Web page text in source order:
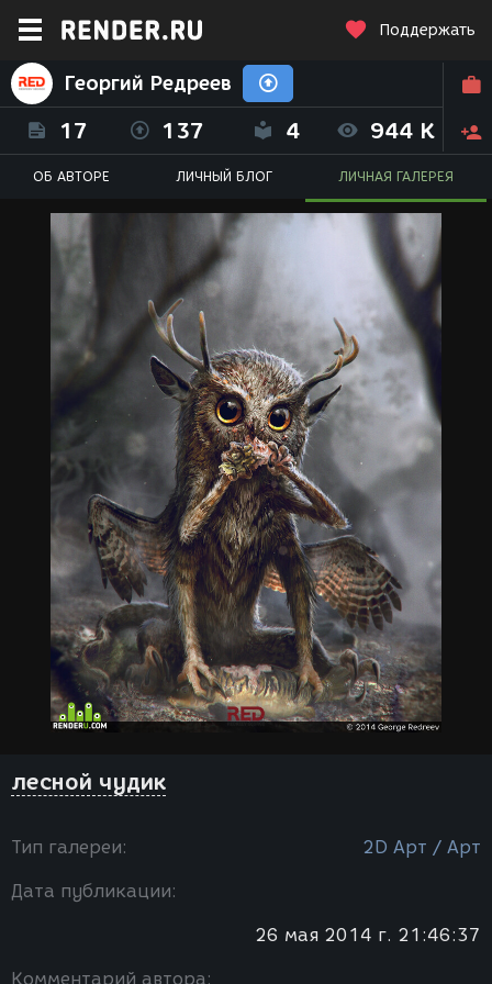
Поддержать
Георгий Редреев
17 137 4 944 K
ОБ АВТОРЕ ЛИЧНЫЙ БЛОГ ЛИЧНАЯ ГАЛЕРЕЯ
лесной чудик
Тип галереи: 2D Арт / Арт
Дата публикации:
26 мая 2014 г. 21:46:37
Комментарий автора: